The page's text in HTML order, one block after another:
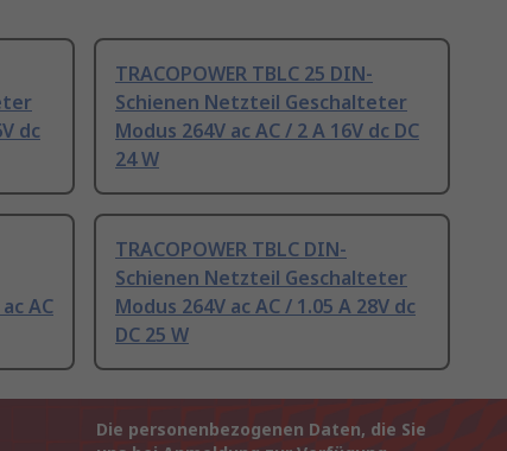
dc
TRACOPOWER TBLC 25 DIN-
Schienen Netzteil Geschalteter
Modus 264V ac AC / 2 A 16V dc DC
24 W
AC
TRACOPOWER TBLC DIN-
Schienen Netzteil Geschalteter
Modus 264V ac AC / 1.05 A 28V dc
DC 25 W
Die personenbezogenen Daten, die Sie